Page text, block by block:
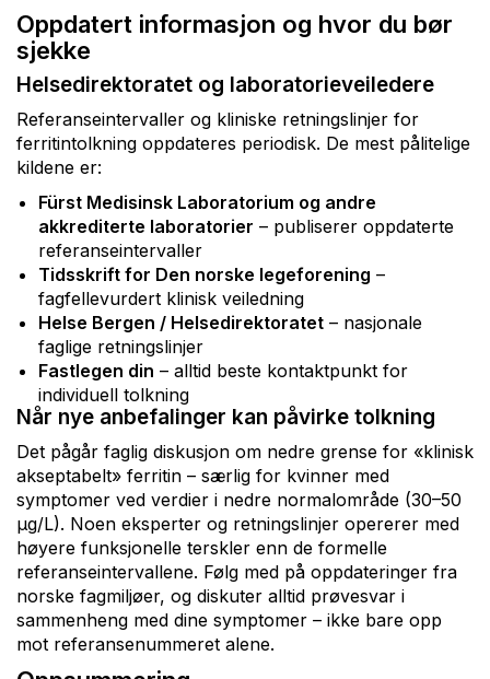
Oppdatert informasjon og hvor du bør
sjekke
Helsedirektoratet og laboratorieveiledere
Referanseintervaller og kliniske retningslinjer for
ferritintolkning oppdateres periodisk. De mest pålitelige
kildene er:
Fürst Medisinsk Laboratorium og andre
akkrediterte laboratorier – publiserer oppdaterte
referanseintervaller
Tidsskrift for Den norske legeforening –
fagfellevurdert klinisk veiledning
Helse Bergen / Helsedirektoratet – nasjonale
faglige retningslinjer
Fastlegen din – alltid beste kontaktpunkt for
individuell tolkning
Når nye anbefalinger kan påvirke tolkning
Det pågår faglig diskusjon om nedre grense for «klinisk
akseptabelt» ferritin – særlig for kvinner med
symptomer ved verdier i nedre normalområde (30–50
µg/L). Noen eksperter og retningslinjer opererer med
høyere funksjonelle terskler enn de formelle
referanseintervallene. Følg med på oppdateringer fra
norske fagmiljøer, og diskuter alltid prøvesvar i
sammenheng med dine symptomer – ikke bare opp
mot referansenummeret alene.